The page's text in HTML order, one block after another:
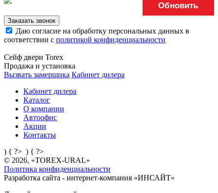
Обновить
Заказать звонок
Даю согласие на обработку персональных данных в
соответствии с политикой конфиденциальности
Сейф двери Torex
Продажа и установка
Вызвать замерщика Кабинет дилера
Кабинет дилера
Каталог
О компании
Автоофис
Акции
Контакты
) { ?> ) { ?>
© 2026, «TOREX-URAL»
Политика конфиденциальности
Разработка сайта - интернет-компания «ИНСАЙТ»